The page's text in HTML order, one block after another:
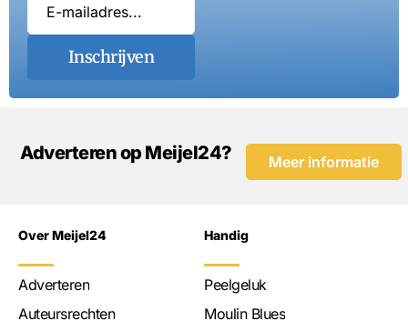
Inschrijven
Adverteren op Meijel24? Meer informatie
Over Meijel24
Adverteren
Auteursrechten
Handig
Peelgeluk
Moulin Blues